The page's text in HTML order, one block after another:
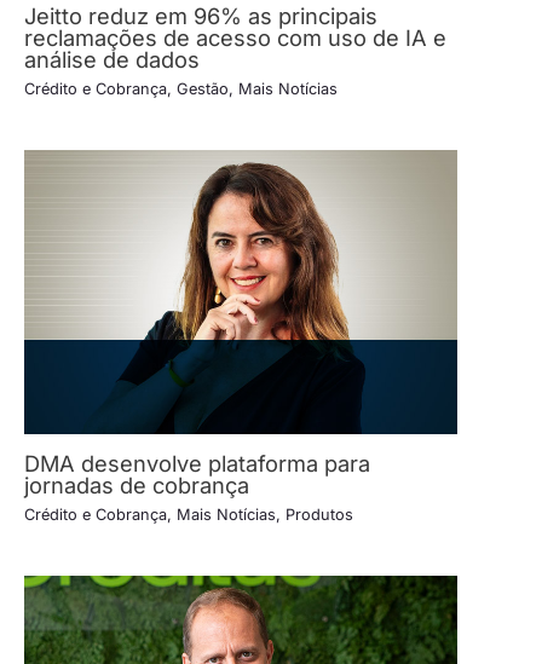
Jeitto reduz em 96% as principais
reclamações de acesso com uso de IA e
análise de dados
Crédito e Cobrança, Gestão, Mais Notícias
DMA desenvolve plataforma para
jornadas de cobrança
Crédito e Cobrança, Mais Notícias, Produtos